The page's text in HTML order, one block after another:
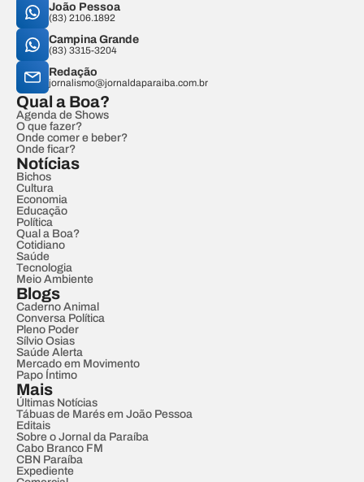
João Pessoa
(83) 2106.1892
Campina Grande
(83) 3315-3204
Redação
jornalismo@jornaldaparaiba.com.br
Qual a Boa?
Agenda de Shows
O que fazer?
Onde comer e beber?
Onde ficar?
Notícias
Bichos
Cultura
Economia
Educação
Política
Qual a Boa?
Cotidiano
Saúde
Tecnologia
Meio Ambiente
Blogs
Caderno Animal
Conversa Política
Pleno Poder
Sílvio Osias
Saúde Alerta
Mercado em Movimento
Papo Íntimo
Mais
Últimas Notícias
Tábuas de Marés em João Pessoa
Editais
Sobre o Jornal da Paraíba
Cabo Branco FM
CBN Paraíba
Expediente